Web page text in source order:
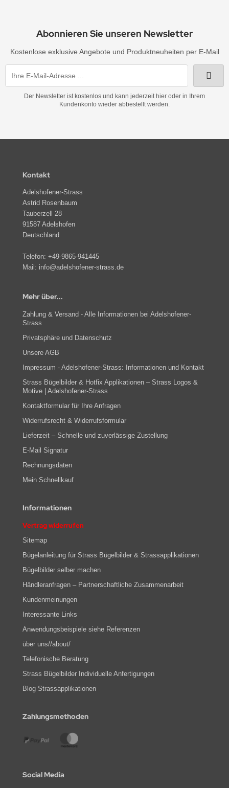
Abonnieren Sie unseren Newsletter
Kostenlose exklusive Angebote und Produktneuheiten per E-Mail
Der Newsletter ist kostenlos und kann jederzeit hier oder in Ihrem
Kundenkonto wieder abbestellt werden.
Kontakt
Adelshofener-Strass
Astrid Rosenbaum
Tauberzell 28
91587 Adelshofen
Deutschland
Telefon: +49-9865-941445
Mail: info@adelshofener-strass.de
Mehr über...
Zahlung & Versand - Alle Informationen bei Adelshofener-
Strass
Privatsphäre und Datenschutz
Unsere AGB
Impressum - Adelshofener-Strass: Informationen und Kontakt
Strass Bügelbilder & Hotfix Applikationen – Strass Logos &
Motive | Adelshofener-Strass
Kontaktformular für Ihre Anfragen
Widerrufsrecht & Widerrufsformular
Lieferzeit – Schnelle und zuverlässige Zustellung
E-Mail Signatur
Rechnungsdaten
Mein Schnellkauf
Informationen
Vertrag widerrufen
Sitemap
Bügelanleitung für Strass Bügelbilder & Strassapplikationen
Bügelbilder selber machen
Händleranfragen – Partnerschaftliche Zusammenarbeit
Kundenmeinungen
Interessante Links
Anwendungsbeispiele siehe Referenzen
über uns//about/
Telefonische Beratung
Strass Bügelbilder Individuelle Anfertigungen
Blog Strassapplikationen
Zahlungsmethoden
Social Media